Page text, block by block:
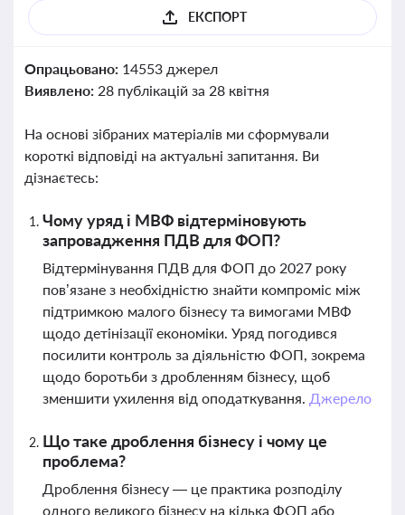
ЕКСПОРТ
Опрацьовано: 14553 джерел
Виявлено: 28 публікацій за 28 квітня
На основі зібраних матеріалів ми сформували
короткі відповіді на актуальні запитання. Ви
дізнаєтесь:
Чому уряд і МВФ відтерміновують
запровадження ПДВ для ФОП?
Відтермінування ПДВ для ФОП до 2027 року
пов’язане з необхідністю знайти компроміс між
підтримкою малого бізнесу та вимогами МВФ
щодо детінізації економіки. Уряд погодився
посилити контроль за діяльністю ФОП, зокрема
щодо боротьби з дробленням бізнесу, щоб
зменшити ухилення від оподаткування. Джерело
Що таке дроблення бізнесу і чому це
проблема?
Дроблення бізнесу — це практика розподілу
одного великого бізнесу на кілька ФОП або